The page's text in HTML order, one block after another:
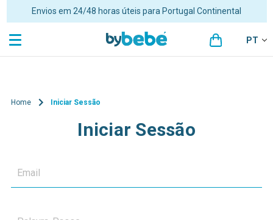
Envios em 24/48 horas úteis para Portugal Continental
PT
Home Iniciar Sessão
Iniciar Sessão